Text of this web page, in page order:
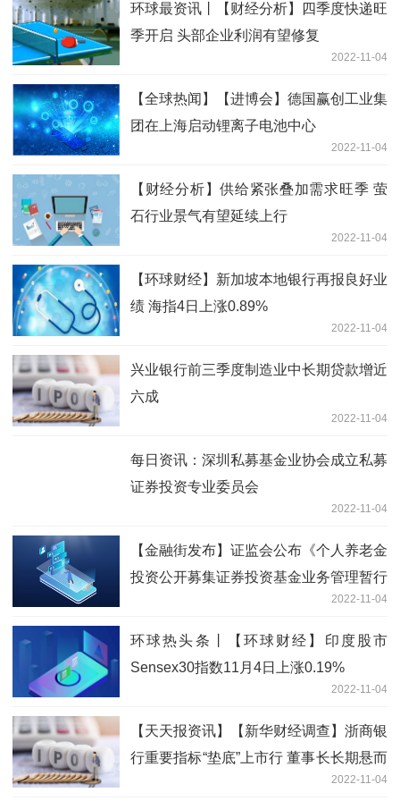
环球最资讯丨【财经分析】四季度快递旺
季开启 头部企业利润有望修复
2022-11-04
【全球热闻】【进博会】德国赢创工业集
团在上海启动锂离子电池中心
2022-11-04
【财经分析】供给紧张叠加需求旺季 萤
石行业景气有望延续上行
2022-11-04
【环球财经】新加坡本地银行再报良好业
绩 海指4日上涨0.89%
2022-11-04
兴业银行前三季度制造业中长期贷款增近
六成
2022-11-04
每日资讯：深圳私募基金业协会成立私募
证券投资专业委员会
2022-11-04
【金融街发布】证监会公布《个人养老金
投资公开募集证券投资基金业务管理暂行
2022-11-04
环球热头条丨【环球财经】印度股市
Sensex30指数11月4日上涨0.19%
2022-11-04
【天天报资讯】【新华财经调查】浙商银
行重要指标“垫底”上市行 董事长长期悬而
2022-11-04